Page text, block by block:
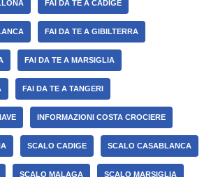
FAI DA TE A CADIGE
FAI DA TE A GIBILTERRA
FAI DA TE A MARSIGLIA
FAI DA TE A TANGERI
INFORMAZIONI COSTA CROCIERE
SCALO CADIGE SCALO CASABLANCA
SCALO MALAGA SCALO MARSIGLIA